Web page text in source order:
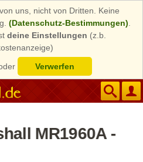
uns, nicht von Dritten. Keine
(Datenschutz-Bestimmungen)
deine Einstellungen (z.b.
Verwerfen
MR1960A -